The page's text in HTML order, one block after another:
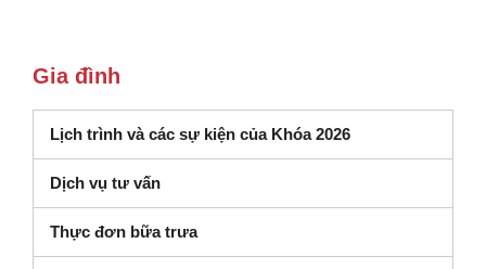
Gia đình
Lịch trình và các sự kiện của Khóa 2026
Dịch vụ tư vấn
Thực đơn bữa trưa